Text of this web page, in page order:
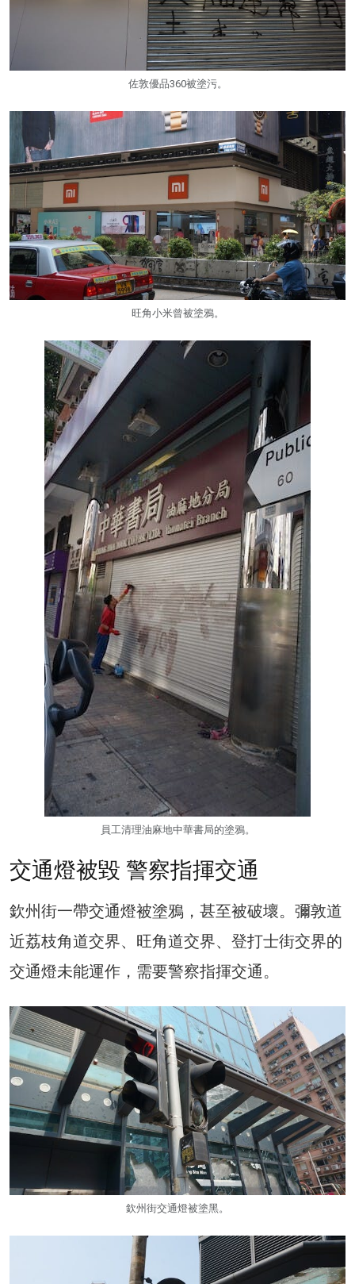
佐敦優品360被塗污。
旺角小米曾被塗鴉。
員工清理油麻地中華書局的塗鴉。
交通燈被毀 警察指揮交通
欽州街一帶交通燈被塗鴉，甚至被破壞。彌敦道
近荔枝角道交界、旺角道交界、登打士街交界的
交通燈未能運作，需要警察指揮交通。
欽州街交通燈被塗黑。